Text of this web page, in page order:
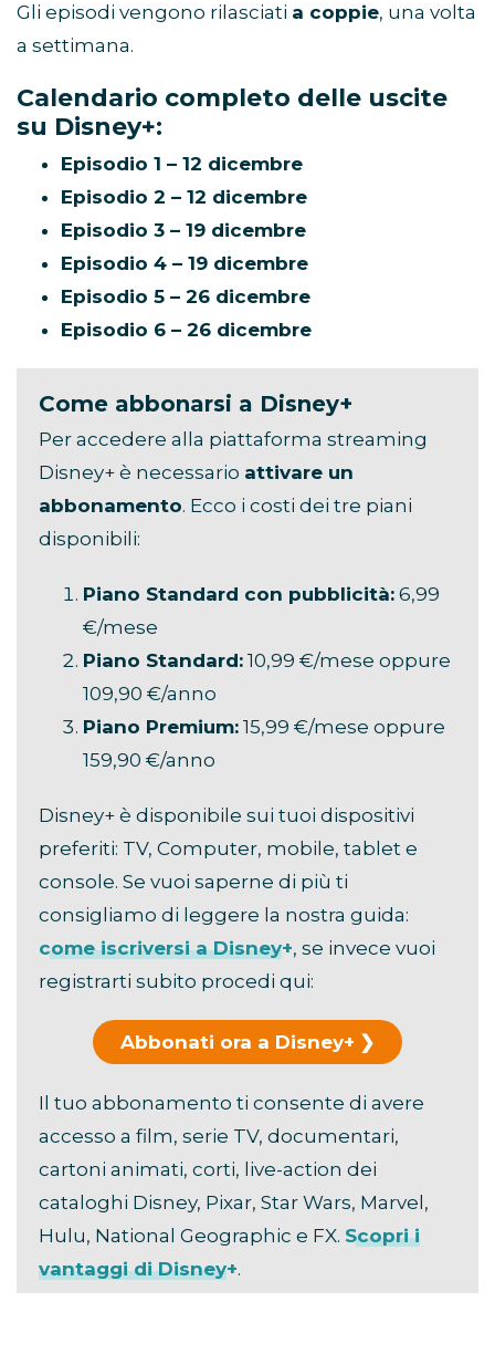
Gli episodi vengono rilasciati a coppie, una volta
a settimana.
Calendario completo delle uscite
su Disney+:
Episodio 1 – 12 dicembre
Episodio 2 – 12 dicembre
Episodio 3 – 19 dicembre
Episodio 4 – 19 dicembre
Episodio 5 – 26 dicembre
Episodio 6 – 26 dicembre
Come abbonarsi a Disney+
Per accedere alla piattaforma streaming
Disney+ è necessario attivare un
abbonamento. Ecco i costi dei tre piani
disponibili:
Piano Standard con pubblicità: 6,99
€/mese
Piano Standard: 10,99 €/mese oppure
109,90 €/anno
Piano Premium: 15,99 €/mese oppure
159,90 €/anno
Disney+ è disponibile sui tuoi dispositivi
preferiti: TV, Computer, mobile, tablet e
console. Se vuoi saperne di più ti
consigliamo di leggere la nostra guida:
come iscriversi a Disney+, se invece vuoi
registrarti subito procedi qui:
Abbonati ora a Disney+
Il tuo abbonamento ti consente di avere
accesso a film, serie TV, documentari,
cartoni animati, corti, live-action dei
cataloghi Disney, Pixar, Star Wars, Marvel,
Hulu, National Geographic e FX. Scopri i
vantaggi di Disney+.